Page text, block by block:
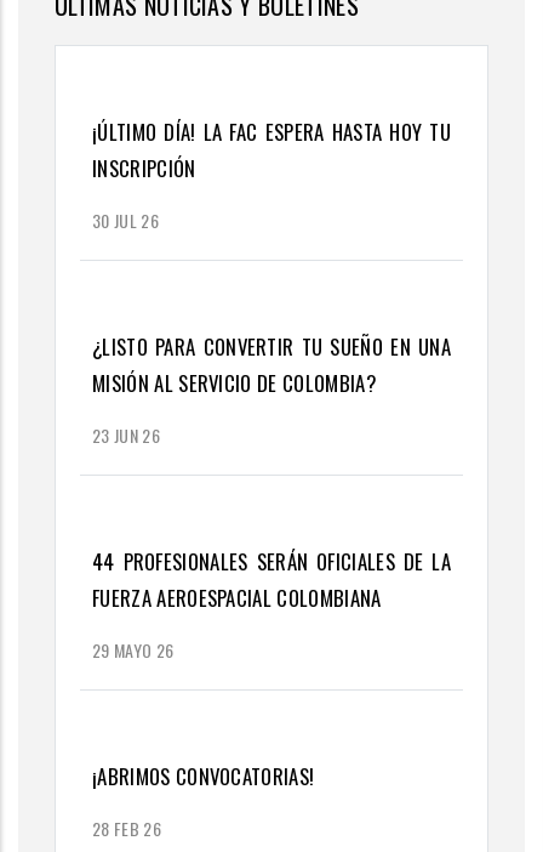
¡ÚLTIMO DÍA! LA FAC ESPERA HASTA HOY TU
INSCRIPCIÓN
30 JUL 26
¿LISTO PARA CONVERTIR TU SUEÑO EN UNA
MISIÓN AL SERVICIO DE COLOMBIA?
23 JUN 26
44 PROFESIONALES SERÁN OFICIALES DE LA
FUERZA AEROESPACIAL COLOMBIANA
29 MAYO 26
¡ABRIMOS CONVOCATORIAS!
28 FEB 26